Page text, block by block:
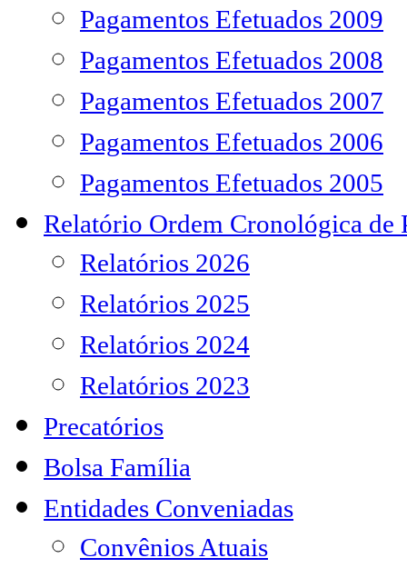
Pagamentos Efetuados 2009
Pagamentos Efetuados 2008
Pagamentos Efetuados 2007
Pagamentos Efetuados 2006
Pagamentos Efetuados 2005
Relatório Ordem Cronológica de
Relatórios 2026
Relatórios 2025
Relatórios 2024
Relatórios 2023
Precatórios
Bolsa Família
Entidades Conveniadas
Convênios Atuais